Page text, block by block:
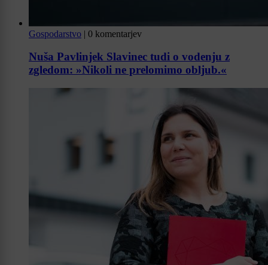
Gospodarstvo | 0 komentarjev
Nuša Pavlinjek Slavinec tudi o vodenju z
zgledom: »Nikoli ne prelomimo obljub.«